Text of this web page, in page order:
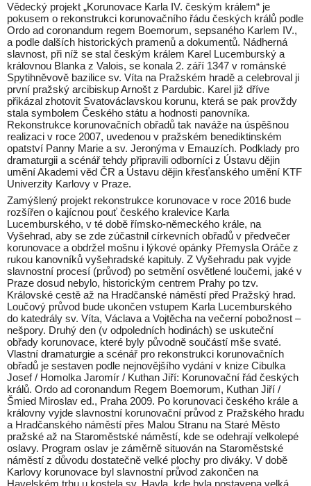
Vědecký projekt „Korunovace Karla IV. českým králem“ je
pokusem o rekonstrukci korunovačního řádu českých králů podle
Ordo ad coronandum regem Boemorum, sepsaného Karlem IV.,
a podle dalších historických pramenů a dokumentů. Nádherná
slavnost, při níž se stal českým králem Karel Lucemburský a
královnou Blanka z Valois, se konala 2. září 1347 v románské
Spytihněvově bazilice sv. Víta na Pražském hradě a celebroval ji
první pražský arcibiskup Arnošt z Pardubic. Karel již dříve
přikázal zhotovit Svatováclavskou korunu, která se pak provždy
stala symbolem Českého státu a hodnosti panovníka.
Rekonstrukce korunovačních obřadů tak naváže na úspěšnou
realizaci v roce 2007, uvedenou v pražském benediktinském
opatství Panny Marie a sv. Jeronýma v Emauzích. Podklady pro
dramaturgii a scénář tehdy připravili odborníci z Ústavu dějin
umění Akademi věd ČR a Ústavu dějin křesťanského umění KTF
Univerzity Karlovy v Praze.
Zamýšlený projekt rekonstrukce korunovace v roce 2016 bude
rozšířen o kajícnou pouť českého kralevice Karla
Lucemburského, v té době římsko-německého krále, na
Vyšehrad, aby se zde zúčastnil církevních obřadů v předvečer
korunovace a obdržel mošnu i lýkové opánky Přemysla Oráče z
rukou kanovníků vyšehradské kapituly. Z Vyšehradu pak vyjde
slavnostní procesí (průvod) po setmění osvětlené loučemi, jaké v
Praze dosud nebylo, historickým centrem Prahy po tzv.
Královské cestě až na Hradčanské náměstí před Pražský hrad.
Loučový průvod bude ukončen vstupem Karla Lucemburského
do katedrály sv. Víta, Václava a Vojtěcha na večerní pobožnost –
nešpory. Druhý den (v odpoledních hodinách) se uskuteční
obřady korunovace, které byly původně součástí mše svaté.
Vlastní dramaturgie a scénář pro rekonstrukci korunovačních
obřadů je sestaven podle nejnovějšího vydání v knize Cibulka
Josef / Homolka Jaromír / Kuthan Jiří: Korunovační řád českých
králů. Ordo ad coronandum Regem Boemorum, Kuthan Jiří /
Šmied Miroslav ed., Praha 2009. Po korunovaci českého krále a
královny vyjde slavnostní korunovační průvod z Pražského hradu
a Hradčanského náměstí přes Malou Stranu na Staré Město
pražské až na Staroměstské náměstí, kde se odehrají velkolepé
oslavy. Program oslav je záměrně situován na Staroměstské
náměstí z důvodu dostatečně velké plochy pro diváky. V době
Karlovy korunovace byl slavnostní průvod zakončen na